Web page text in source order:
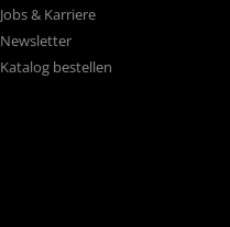
Jobs & Karriere
Newsletter
Katalog bestellen